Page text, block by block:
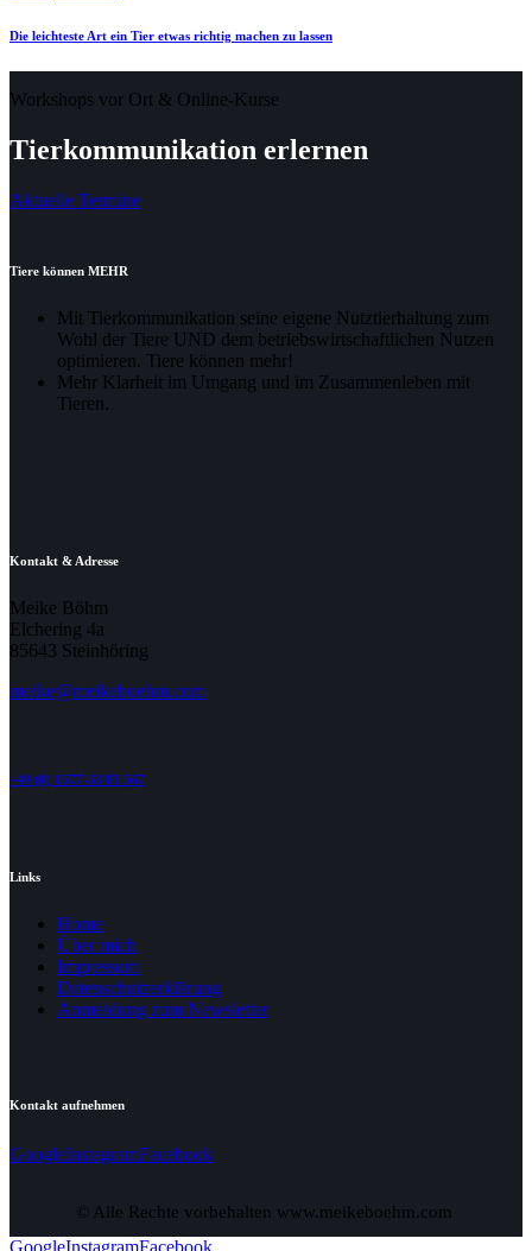
Die leichteste Art ein Tier etwas richtig machen zu lassen
Workshops vor Ort & Online-Kurse
Tierkommunikation erlernen
Aktuelle Termine
Tiere können MEHR
Mit Tierkommunikation seine eigene Nutztierhaltung zum
Wohl der Tiere UND dem betriebswirtschaftlichen Nutzen
optimieren. Tiere können mehr!
Mehr Klarheit im Umgang und im Zusammenleben mit
Tieren.
Kontakt & Adresse
Meike Böhm
Elchering 4a
85643 Steinhöring
meike@meikeboehm.com
+49 (0) 1577-33 83 567
Links
Home
Über mich
Impressum
Datenschutzerklärung
Anmeldung zum Newsletter
Kontakt aufnehmen
GoogleInstagramFacebook
© Alle Rechte vorbehalten www.meikeboehm.com
GoogleInstagramFacebook